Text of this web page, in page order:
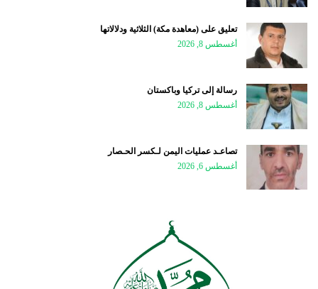
تعليق على (معاهدة مكة) الثلاثية ودلالاتها
أغسطس 8, 2026
رسالة إلى تركيا وباكستان
أغسطس 8, 2026
تصاعـد عمليات اليمن لـكسر الحـصار
أغسطس 6, 2026